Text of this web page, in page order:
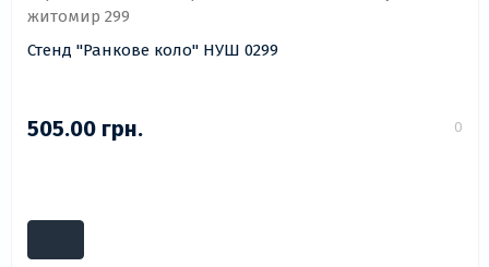
Стенд "Ранкове коло" НУШ 0299
505.00 грн. 0